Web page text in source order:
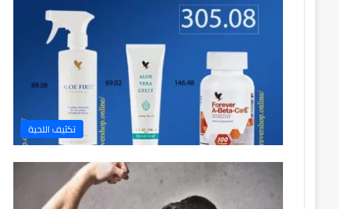
تكثيف اللحية سعر
ملتي
ماكا
في
النهدي